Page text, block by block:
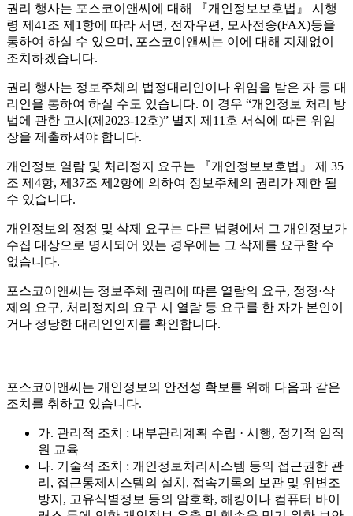
권리 행사는 포스코이앤씨에 대해 『개인정보보호법』 시행
령 제41조 제1항에 따라 서면, 전자우편, 모사전송(FAX)등을
통하여 하실 수 있으며, 포스코이앤씨는 이에 대해 지체없이
조치하겠습니다.
권리 행사는 정보주체의 법정대리인이나 위임을 받은 자 등 대
리인을 통하여 하실 수도 있습니다. 이 경우 “개인정보 처리 방
법에 관한 고시(제2023-12호)” 별지 제11호 서식에 따른 위임
장을 제출하셔야 합니다.
개인정보 열람 및 처리정지 요구는 『개인정보보호법』 제 35
조 제4항, 제37조 제2항에 의하여 정보주체의 권리가 제한 될
수 있습니다.
개인정보의 정정 및 삭제 요구는 다른 법령에서 그 개인정보가
수집 대상으로 명시되어 있는 경우에는 그 삭제를 요구할 수
없습니다.
포스코이앤씨는 정보주체 권리에 따른 열람의 요구, 정정·삭
제의 요구, 처리정지의 요구 시 열람 등 요구를 한 자가 본인이
거나 정당한 대리인인지를 확인합니다.
포스코이앤씨는 개인정보의 안전성 확보를 위해 다음과 같은
조치를 취하고 있습니다.
가. 관리적 조치 : 내부관리계획 수립 · 시행, 정기적 임직
원 교육
나. 기술적 조치 : 개인정보처리시스템 등의 접근권한 관
리, 접근통제시스템의 설치, 접속기록의 보관 및 위변조
방지, 고유식별정보 등의 암호화, 해킹이나 컴퓨터 바이